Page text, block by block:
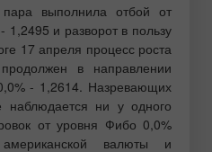
выполнила отбой от
1,2495 и разворот в пользу
17 апреля процесс роста
в направлении
- 1,2614. Назревающих
наблюдается ни у одного
от уровня Фибо 0,0%
валюты и